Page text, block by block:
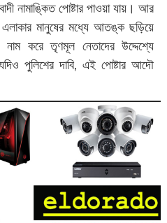
নামাঙ্কিত পোষ্টার পাওয়া যায়। আর
এলাকার মানুষের মধ্যে আতঙ্ক ছড়িয়ে
নাম করে তৃণমূল নেতাদের উদ্দেশ্যে
পুলিশের দাবি, এই পোষ্টার আদৌ